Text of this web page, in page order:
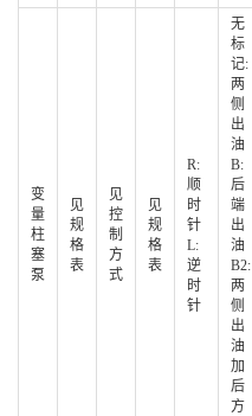
变
量
柱
塞
泵
见
规
格
表
见
控
制
方
式
见
规
格
表
R:
顺
时
针
L:
逆
时
针
无
标
记:
两
侧
出
油
B:
后
端
出
油
B2:
两
侧
出
油
加
后
方